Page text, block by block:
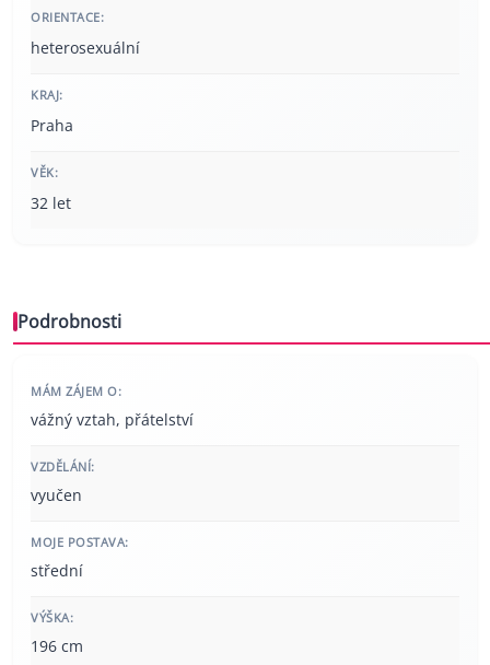
ORIENTACE:
heterosexuální
KRAJ:
Praha
VĚK:
32 let
Podrobnosti
MÁM ZÁJEM O:
vážný vztah, přátelství
VZDĚLÁNÍ:
vyučen
MOJE POSTAVA:
střední
VÝŠKA:
196 cm